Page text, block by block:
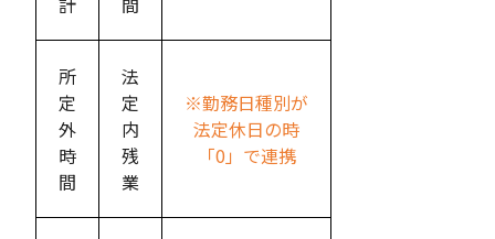
所
定
外
時
間
法
定
内
残
業
※勤務日種別が
法定休日の時
「0」で連携